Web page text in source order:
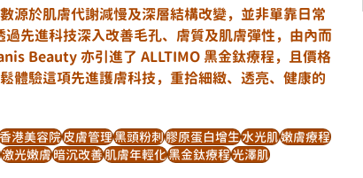
源於肌膚代謝減慢及深層結構改變，並非單靠日常
先進科技深入改善毛孔、膚質及肌膚彈性，由內而
Beauty 亦引進了 ALLTIMO 黑金鈦療程，且價格
體驗這項先進護膚科技，重拾細緻、透亮、健康的
香港美容院皮膚管理黑頭粉刺膠原蛋白增生水光肌嫩膚療程
激光嫩膚暗沉改善肌膚年輕化黑金鈦療程光澤肌